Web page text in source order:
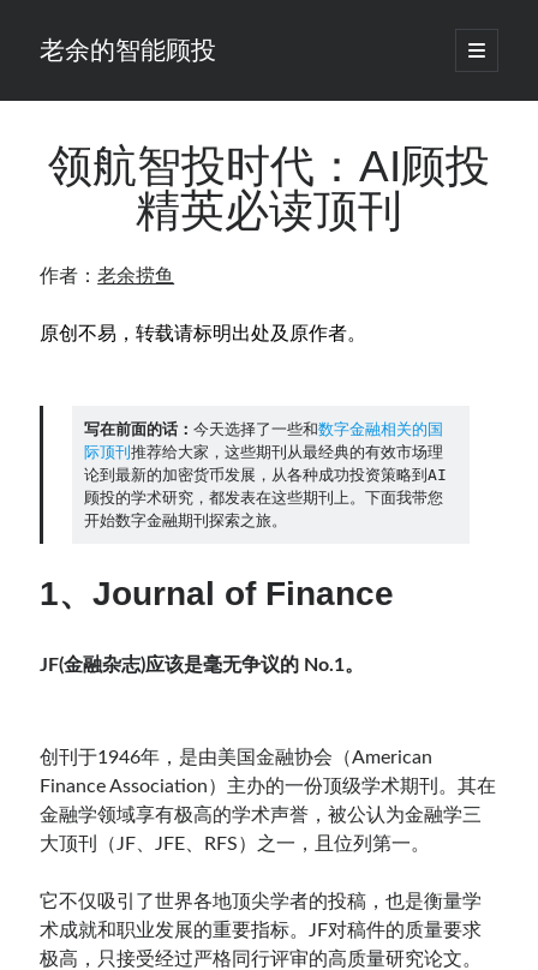
老余的智能顾投
open
primary
Sidebar
最新发表 ：
大多数突破交易倒在“收缩阶段”，而这个EA等的是“扩张确认”（附完整源
为什么说每年6月底是罗素2000最干净的套利窗口？
普通人的5个常见投资错误，可能让你多干12年才能退休
怎么把TradingView上的裸指标拆成可回测的交易规则：成交量差值背离
涨了怕踏空、跌了怕深套？这个模型把NVDA两次恐慌底都抓住了（附
源代码）
Contact：
领航智投时代：AI顾投
精英必读顶刊
作者：老余捞鱼
原创不易，转载请标明出处及原作者。
写在前面的话： 今天选择了一些和数字金融相关的国
际顶刊 推荐给大家，这些期刊从最经典的有效市场理
论到最新的加密货币发展，从各种成功投资策略到AI
顾投的学术研究，都发表在这些期刊上。下面我带您
开始数字金融期刊探索之旅。
1、Journal of Finance
JF(金融杂志)应该是毫无争议的 No.1。
创刊于1946年，是由美国金融协会（American
Finance Association）主办的一份顶级学术期刊。其在
金融学领域享有极高的学术声誉，被公认为金融学三
大顶刊（JF、JFE、RFS）之一，且位列第一。
它不仅吸引了世界各地顶尖学者的投稿，也是衡量学
术成就和职业发展的重要指标。JF对稿件的质量要求
极高，只接受经过严格同行评审的高质量研究论文。